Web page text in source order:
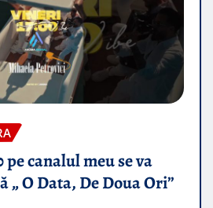
pe canalul meu se va
„ O Data, De Doua Ori”